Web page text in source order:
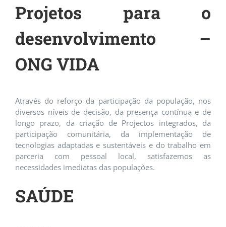
Projetos para o
desenvolvimento –
ONG VIDA
Através do reforço da participação da população, nos
diversos níveis de decisão, da presença contínua e de
longo prazo, da criação de Projectos integrados, da
participação comunitária, da implementação de
tecnologias adaptadas e sustentáveis e do trabalho em
parceria com pessoal local, satisfazemos as
necessidades imediatas das populações.
SAÚDE